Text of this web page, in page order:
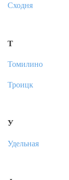
Сходня
Т
Томилино
Троицк
У
Удельная